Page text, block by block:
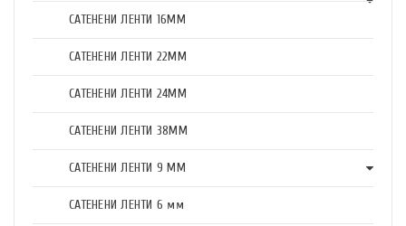
САТЕНЕНИ ЛЕНТИ 16ММ
САТЕНЕНИ ЛЕНТИ 22ММ
САТЕНЕНИ ЛЕНТИ 24ММ
САТЕНЕНИ ЛЕНТИ 38ММ
САТЕНЕНИ ЛЕНТИ 9 ММ
САТЕНЕНИ ЛЕНТИ 6 мм